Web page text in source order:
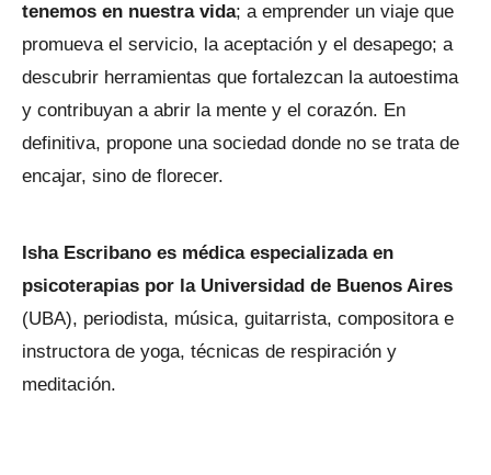
tenemos en nuestra vida; a emprender un viaje que
promueva el servicio, la aceptación y el desapego; a
descubrir herramientas que fortalezcan la autoestima
y contribuyan a abrir la mente y el corazón. En
definitiva, propone una sociedad donde no se trata de
encajar, sino de florecer.
Isha Escribano es médica especializada en
psicoterapias por la Universidad de Buenos Aires
(UBA), periodista, música, guitarrista, compositora e
instructora de yoga, técnicas de respiración y
meditación.